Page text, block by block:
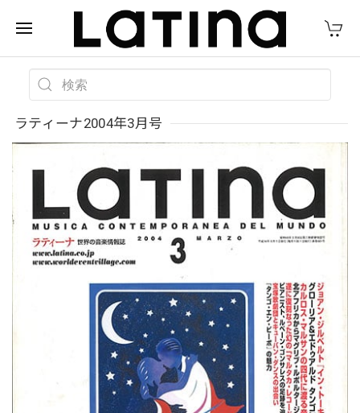
ラティーナ2004年3月号